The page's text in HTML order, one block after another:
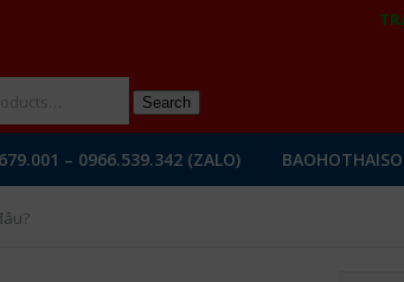
Search
– 0966.539.342 (ZALO)